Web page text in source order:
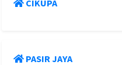
CIKUPA
PASIR JAYA